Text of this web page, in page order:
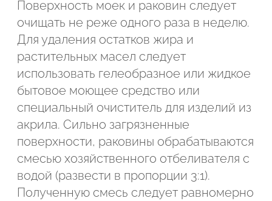
Поверхность моек и раковин следует
очищать не реже одного раза в неделю.
Для удаления остатков жира и
растительных масел следует
использовать гелеобразное или жидкое
бытовое моющее средство или
специальный очиститель для изделий из
акрила. Сильно загрязненные
поверхности, раковины обрабатываются
смесью хозяйственного отбеливателя с
водой (развести в пропорции 3:1).
Полученную смесь следует равномерно